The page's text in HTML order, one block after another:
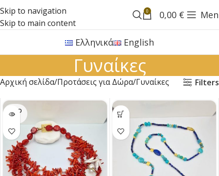
Skip to navigation
Skip to main content
0 0,00 €
Ελληνικά English
Γυναίκες
Αρχική σελίδα Προτάσεις για Δώρα Γυναίκες Filters
SOLD
OUT